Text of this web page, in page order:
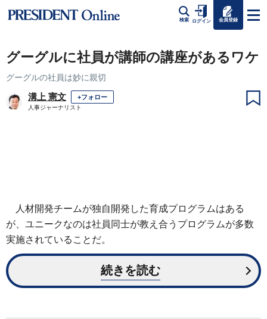
検索 ログイン 会員登録
グーグルに社員が講師の講座があるワケ
グーグルの社員は妙に親切
溝上 憲文 +フォロー
人事ジャーナリスト
人材開発チームが独自開発した育成プログラムはある
が、ユニークなのは社員同士が教え合うプログラムが多数
実施されていることだ。
続きを読む